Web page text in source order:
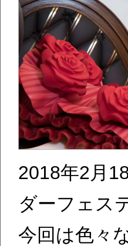
2018年2月
ダーフェス
今回は色々